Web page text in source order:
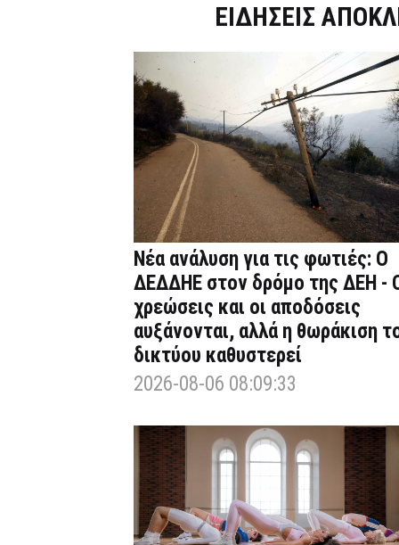
ΕΙΔΗΣΕΙΣ
Νέα ανάλυση για τις φωτιές: Ο
ΔΕΔΔΗΕ στον δρόμο της ΔΕΗ -
χρεώσεις και οι αποδόσεις
αυξάνονται, αλλά η θωράκιση
δικτύου καθυστερεί
2026-08-06 08:09:33